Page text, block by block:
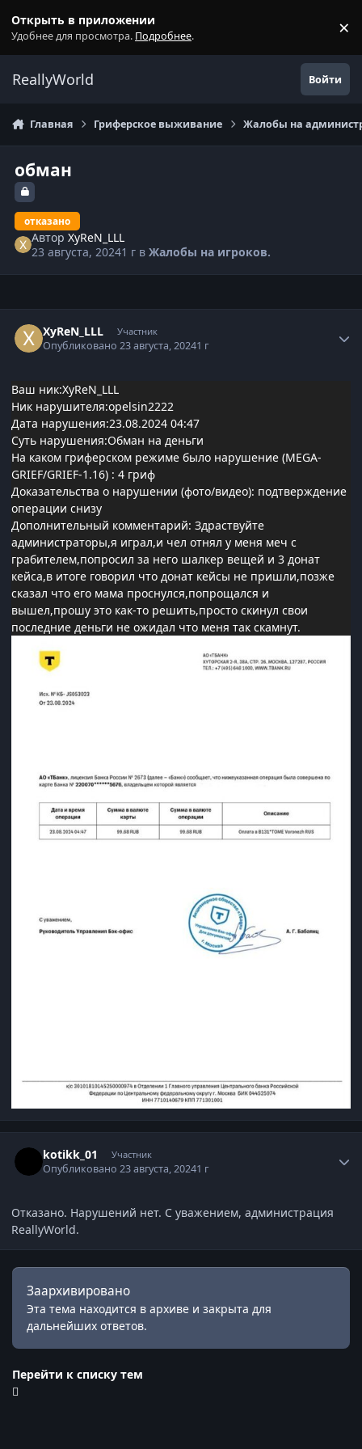
Открыть в приложении
Удобнее для просмотра. Подробнее. ×
ReallyWorld Войти
Главная Гриферское выживание Жалобы на
обман
отказано
АвторXyReN_LLL
23 августа, 20241 г вЖалобы на игроков.
XyReN_LLL Участник
Опубликовано23 августа, 20241 г
Ваш ник:XyReN_LLL
Ник нарушителя:opelsin2222
Дата нарушения:23.08.2024 04:47
Суть нарушения:Обман на деньги
На каком гриферском режиме было нарушение (MEGA-
GRIEF/GRIEF-1.16) : 4 гриф
Доказательства о нарушении (фото/видео): подтверждение
операции снизу
Дополнительный комментарий: Здраствуйте
администраторы,я играл,и чел отнял у меня меч с
грабителем,попросил за него шалкер вещей и 3 донат
кейса,в итоге говорил что донат кейсы не пришли,позже
сказал что его мама проснулся,попрощался и
вышел,прошу это как-то решить,просто скинул свои
последние деньги не ожидал что меня так скамнут.
kotikk_01 Участник
Опубликовано23 августа, 20241 г
Отказано. Нарушений нет. С уважением, администрация
ReallyWorld.
Заархивировано
Эта тема находится в архиве и закрыта для
дальнейших ответов.
Перейти к списку тем